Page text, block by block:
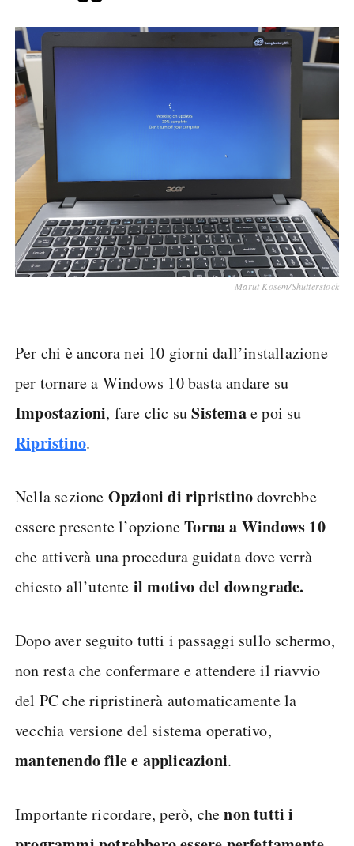
Marut Kosem/Shutterstock
Per chi è ancora nei 10 giorni dall’installazione
per tornare a Windows 10 basta andare su
Impostazioni, fare clic suSistemae poi su
Ripristino.
Nella sezione Opzioni di ripristinodovrebbe
essere presente l’opzioneTornaa Windows 10
che attiverà una procedura guidata dove verrà
chiesto all’utente il motivo del downgrade.
Dopo aver seguito tutti i passaggi sullo schermo,
non resta che confermare e attendere il riavvio
del PC che ripristinerà automaticamente la
vecchia versione del sistema operativo,
mantenendo file e applicazioni.
Importante ricordare, però, chenon tutti i